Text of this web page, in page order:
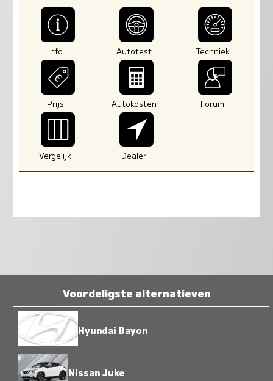
Info Autotest Techniek
Prijs Autokosten Forum
Vergelijk Dealer
Voordeligste alternatieven
Hyundai Bayon
Nissan Juke